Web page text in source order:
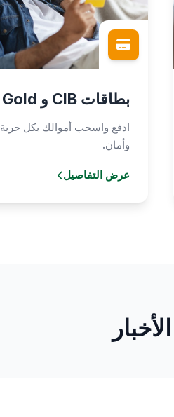
بطاقات CIB و Gold
ادفع واسحب أموالك بكل حرية
وأمان.
عرض التفاصيل